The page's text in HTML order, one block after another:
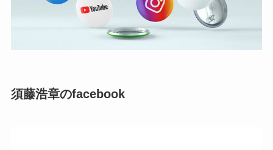
須藤浩章のfacebook